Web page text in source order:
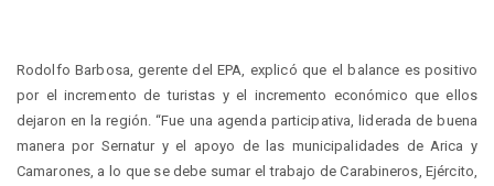
Rodolfo Barbosa, gerente del EPA, explicó que el balance es positivo
por el incremento de turistas y el incremento económico que ellos
dejaron en la región. “Fue una agenda participativa, liderada de buena
manera por Sernatur y el apoyo de las municipalidades de Arica y
Camarones, a lo que se debe sumar el trabajo de Carabineros, Ejército,